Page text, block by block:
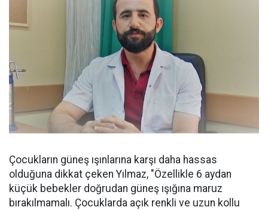
Çocukların güneş ışınlarına karşı daha hassas
olduğuna dikkat çeken Yılmaz, "Özellikle 6 aydan
küçük bebekler doğrudan güneş ışığına maruz
bırakılmamalı. Çocuklarda açık renkli ve uzun kollu